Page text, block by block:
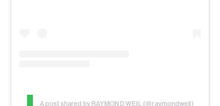
A post shared by RAYMOND WEIL (@raymondweil)